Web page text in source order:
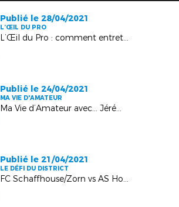
Publié le 28/04/2021
L’ŒIL DU PRO
L’Œil du Pro : comment entretenir votre pelouse naturelle au printemps ?
Publié le 24/04/2021
MA VIE D'AMATEUR
Ma Vie d’Amateur avec… Jérémy Grimm
Publié le 21/04/2021
LE DÉFI DU DISTRICT
FC Schaffhouse/Zorn vs AS Hochfelden II